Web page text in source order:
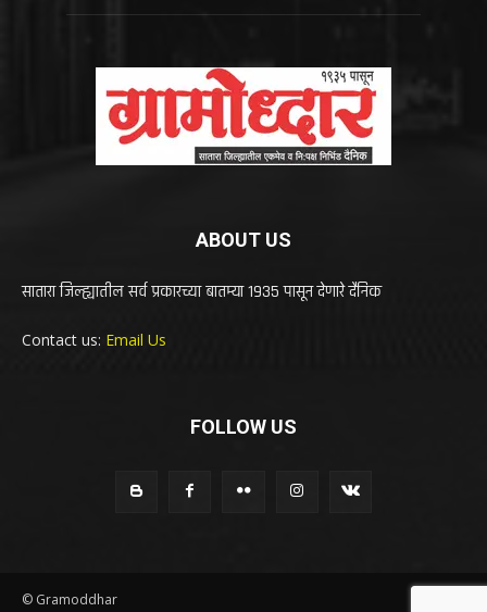
ABOUT US
सातारा जिल्ह्यातील सर्व प्रकारच्या बातम्या 1935 पासून देणारे दैनिक
Contact us: Email Us
FOLLOW US
© Gramoddhar